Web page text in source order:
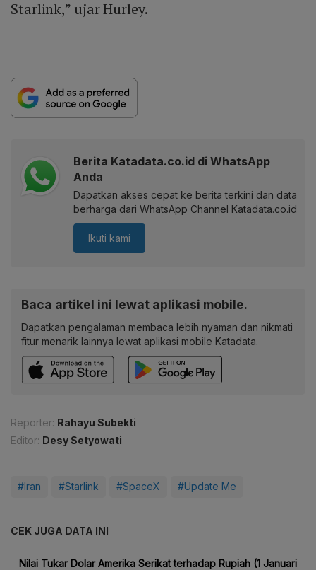
Starlink,” ujar Hurley.
Berita Katadata.co.id di WhatsApp
Anda
Dapatkan akses cepat ke berita terkini dan data
berharga dari WhatsApp Channel Katadata.co.id
Ikuti kami
Baca artikel ini lewat aplikasi mobile.
Dapatkan pengalaman membaca lebih nyaman dan nikmati
fitur menarik lainnya lewat aplikasi mobile Katadata.
Reporter: Rahayu Subekti
Editor: Desy Setyowati
#Iran #Starlink #SpaceX #Update Me
CEK JUGA DATA INI